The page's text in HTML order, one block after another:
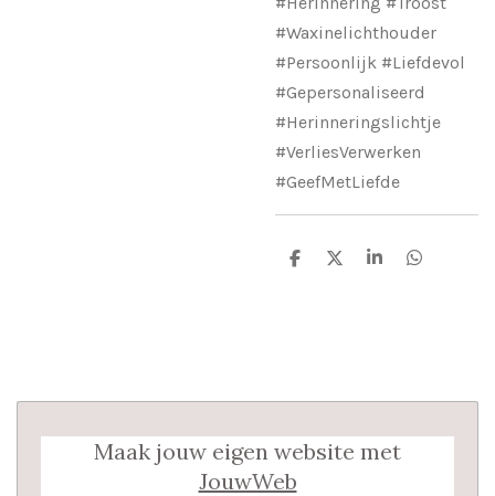
#Waxinelichthouder
#Persoonlijk #Liefdevol
#Gepersonaliseerd
#Herinneringslichtje
#VerliesVerwerken
#GeefMetLiefde
D
D
S
D
Maak jouw eigen website met
JouwWeb